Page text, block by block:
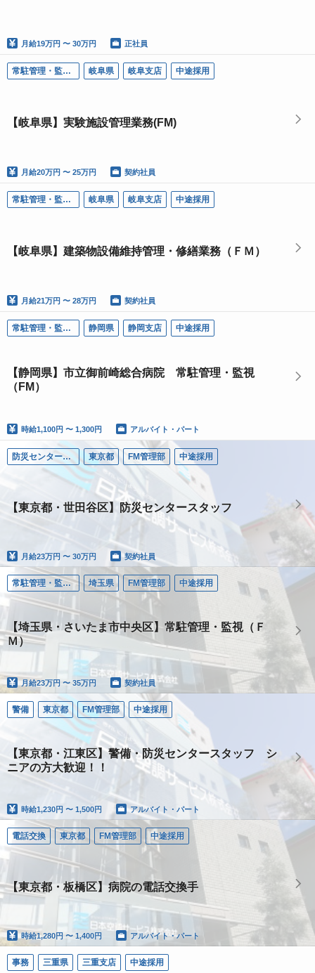
月給19万円 〜 30万円 正社員
常駐管理・監視（ＦＭ） 岐阜県 岐阜支店 中途採用
【岐阜県】実験施設管理業務(FM)
月給20万円 〜 25万円 契約社員
常駐管理・監視（ＦＭ） 岐阜県 岐阜支店 中途採用
【岐阜県】建築物設備維持管理・修繕業務（ＦＭ）
月給21万円 〜 28万円 契約社員
常駐管理・監視（ＦＭ） 静岡県 静岡支店 中途採用
【静岡県】市立御前崎総合病院 常駐管理・監視
（FM）
時給1,100円 〜 1,300円 アルバイト・パート
防災センター要員 東京都 FM管理部 中途採用
【東京都・世田谷区】防災センタースタッフ
月給23万円 〜 30万円 契約社員
常駐管理・監視（ＦＭ） 埼玉県 FM管理部 中途採用
【埼玉県・さいたま市中央区】常駐管理・監視（Ｆ
Ｍ）
月給23万円 〜 35万円 契約社員
警備 東京都 FM管理部 中途採用
【東京都・江東区】警備・防災センタースタッフ シ
ニアの方大歓迎！！
時給1,230円 〜 1,500円 アルバイト・パート
電話交換 東京都 FM管理部 中途採用
【東京都・板橋区】病院の電話交換手
時給1,280円 〜 1,400円 アルバイト・パート
事務 三重県 三重支店 中途採用